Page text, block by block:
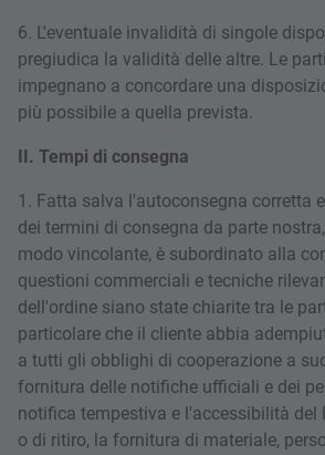
6. L'eventuale invalidità di singole
pregiudica la validità delle altre. Le
impegnano a concordare una
più possibile a quella prevista.
II. Tempi di consegna
1. Fatta salva l'autoconsegna corretta
dei termini di consegna da parte
modo vincolante, è subordinato alla
questioni commerciali e tecniche
dell'ordine siano state chiarite tra le
particolare che il cliente abbia
a tutti gli obblighi di cooperazione a
fornitura delle notifiche ufficiali e dei
notifica tempestiva e l'accessibilità del
o di ritiro, la fornitura di materiale,